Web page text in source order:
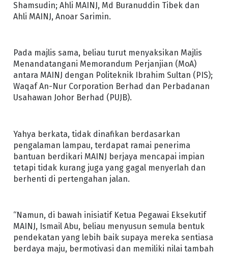
Shamsudin; Ahli MAINJ, Md Buranuddin Tibek dan
Ahli MAINJ, Anoar Sarimin.
Pada majlis sama, beliau turut menyaksikan Majlis
Menandatangani Memorandum Perjanjian (MoA)
antara MAINJ dengan Politeknik Ibrahim Sultan (PIS);
Waqaf An-Nur Corporation Berhad dan Perbadanan
Usahawan Johor Berhad (PUJB).
Yahya berkata, tidak dinafikan berdasarkan
pengalaman lampau, terdapat ramai penerima
bantuan berdikari MAINJ berjaya mencapai impian
tetapi tidak kurang juga yang gagal menyerlah dan
berhenti di pertengahan jalan.
“Namun, di bawah inisiatif Ketua Pegawai Eksekutif
MAINJ, Ismail Abu, beliau menyusun semula bentuk
pendekatan yang lebih baik supaya mereka sentiasa
berdaya maju, bermotivasi dan memiliki nilai tambah